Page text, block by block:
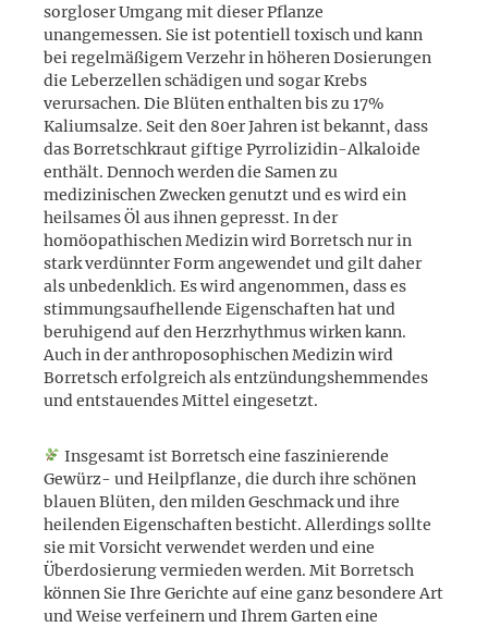
sorgloser Umgang mit dieser Pflanze
unangemessen. Sie ist potentiell toxisch und kann
bei regelmäßigem Verzehr in höheren Dosierungen
die Leberzellen schädigen und sogar Krebs
verursachen. Die Blüten enthalten bis zu 17%
Kaliumsalze. Seit den 80er Jahren ist bekannt, dass
das Borretschkraut giftige Pyrrolizidin-Alkaloide
enthält. Dennoch werden die Samen zu
medizinischen Zwecken genutzt und es wird ein
heilsames Öl aus ihnen gepresst. In der
homöopathischen Medizin wird Borretsch nur in
stark verdünnter Form angewendet und gilt daher
als unbedenklich. Es wird angenommen, dass es
stimmungsaufhellende Eigenschaften hat und
beruhigend auf den Herzrhythmus wirken kann.
Auch in der anthroposophischen Medizin wird
Borretsch erfolgreich als entzündungshemmendes
und entstauendes Mittel eingesetzt.
Insgesamt ist Borretsch eine faszinierende
Gewürz- und Heilpflanze, die durch ihre schönen
blauen Blüten, den milden Geschmack und ihre
heilenden Eigenschaften besticht. Allerdings sollte
sie mit Vorsicht verwendet werden und eine
Überdosierung vermieden werden. Mit Borretsch
können Sie Ihre Gerichte auf eine ganz besondere Art
und Weise verfeinern und Ihrem Garten eine